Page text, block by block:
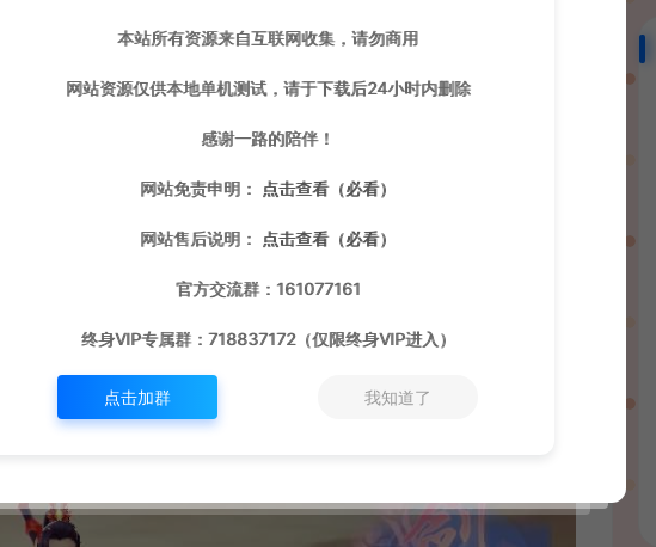
本站所有资源来自互联网收集，请勿商用
网站资源仅供本地单机测试，请于下载后24小时内删除
感谢一路的陪伴！
网站免责申明： 点击查看（必看）
网站售后说明： 点击查看（必看）
官方交流群：161077161
终身VIP专属群：718837172（仅限终身VIP进入）
点击加群 我知道了